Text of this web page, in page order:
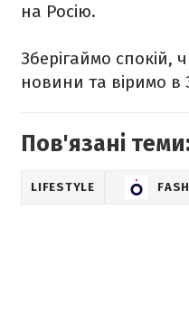
на Росію.
Зберігаймо спокій,
новини та віримо в
Пов'язані теми:
LIFESTYLE